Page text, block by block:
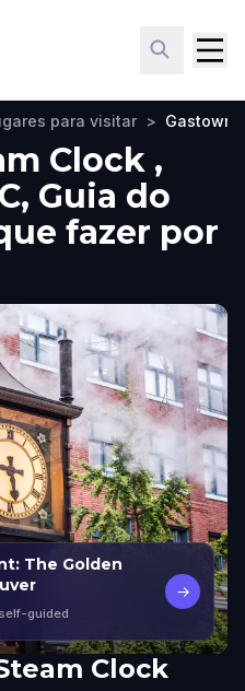
para visitar > Gastown
Clock ,
Guia do
fazer por
The Golden
self-guided
→
Clock